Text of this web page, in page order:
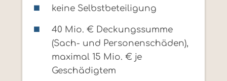
keine Selbstbeteiligung
40 Mio. € Deckungssumme
(Sach- und Personenschäden),
maximal 15 Mio. € je
Geschädigtem